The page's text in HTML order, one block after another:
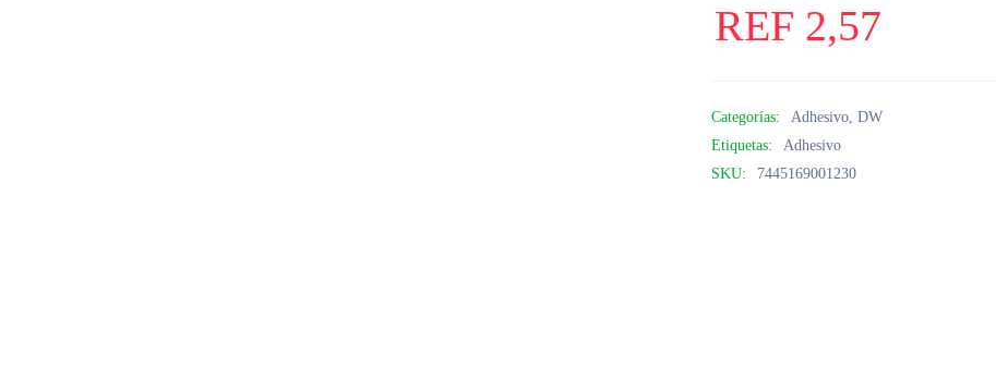
REF 2,57
Categorías: Adhesivo,DW
Etiquetas:
Adhesivo
SKU:
7445169001230